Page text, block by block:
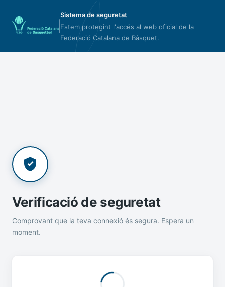
Sistema de seguretat
Estem protegint l'accés al web oficial de la
Federació Catalana de Bàsquet.
Verificació de seguretat
Comprovant que la teva connexió és segura. Espera un
moment.